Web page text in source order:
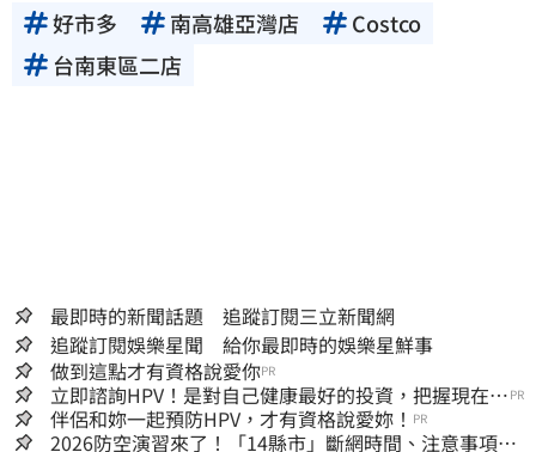
好市多 南高雄亞灣店
Costco
台南東區二店
最即時的新聞話題 追蹤訂閱三立新聞網
追蹤訂閱娛樂星聞 給你最即時的娛樂星鮮事
做到這點才有資格說愛你PR
立即諮詢HPV！是對自己健康最好的投資，把握現在不
嫌晚！
PR
伴侶和妳一起預防HPV，才有資格說愛妳！ PR
2026防空演習來了！「14縣市」斷網時間、注意事項一